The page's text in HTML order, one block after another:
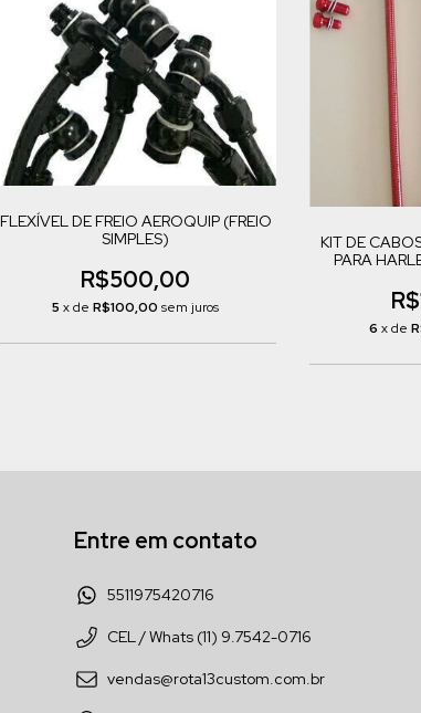
FLEXÍVEL DE FREIO AEROQUIP (FREIO
SIMPLES)
R$500,00
5 x de R$100,00 sem juros
KIT DE
PARA
6 x de
Entre em contato
5511975420716
CEL / Whats (11) 9.7542-0716
vendas@rota13custom.com.br